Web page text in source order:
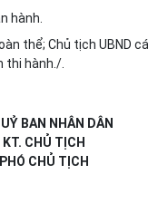
hành.
thể; Chủ tịch UBND
thi hành./.
BAN NHÂN DÂN
KT. CHỦ TỊCH
PHÓ CHỦ TỊCH